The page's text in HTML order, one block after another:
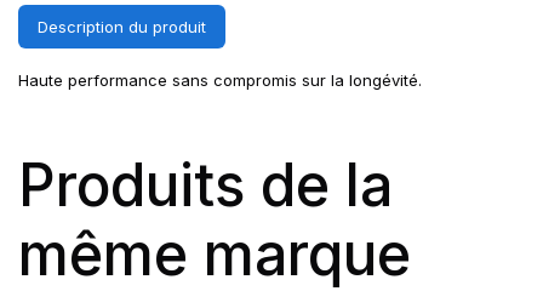
Description du produit
Haute performance sans compromis sur la longévité.
Produits de la
même marque